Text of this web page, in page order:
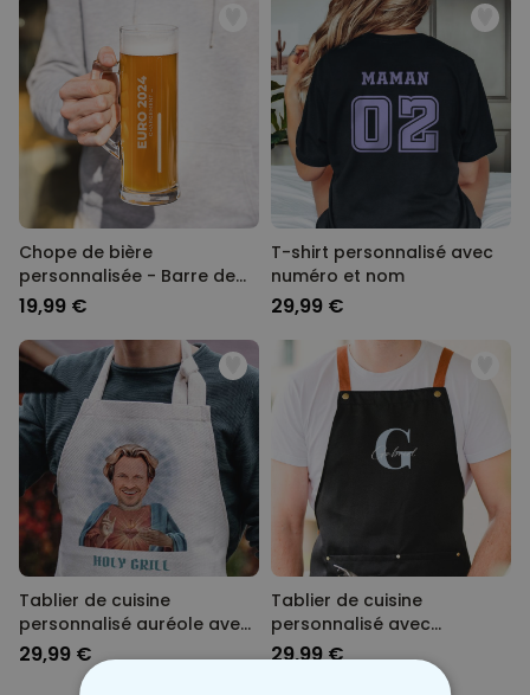
Chope de bière
personnalisée - Barre de
chargement
19,99 €
T-shirt personnalisé avec
numéro et nom
29,99 €
Tablier de cuisine
personnalisé auréole avec
visage et texte
29,99 €
Tablier de cuisine
personnalisé avec
monogramme
29,99 €